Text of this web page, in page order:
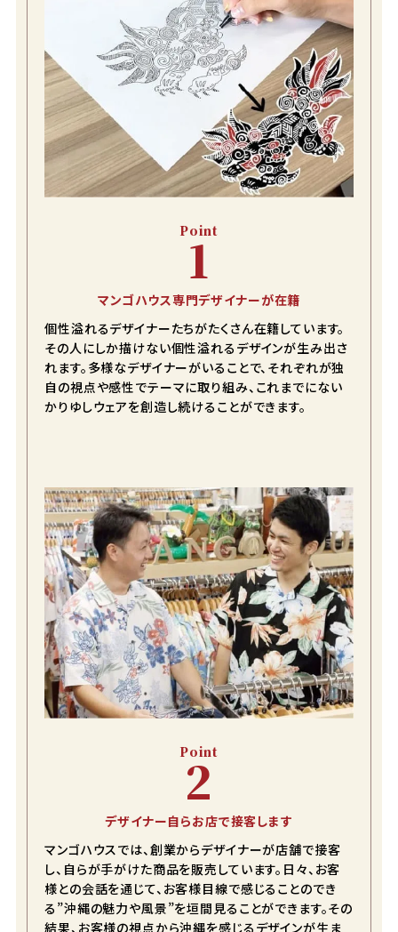
color size
ブラック
S
在庫数1 カートに入れる
Point
1
マンゴハウス専門デザイナーが在籍
個性溢れるデザイナーたちがたくさん在籍しています。
その人にしか描けない個性溢れるデザインが生み出さ
れます。多様なデザイナーがいることで、それぞれが独
自の視点や感性でテーマに取り組み、これまでにない
かりゆしウェアを創造し続けることができます。
Point
2
デザイナー自らお店で接客します
マンゴハウスでは、創業からデザイナーが店舗で接客
し、自らが手がけた商品を販売しています。日々、お客
様との会話を通じて、お客様目線で感じることのでき
る”沖縄の魅力や風景”を垣間見ることができます。その
結果、お客様の視点から沖縄を感じるデザインが生ま